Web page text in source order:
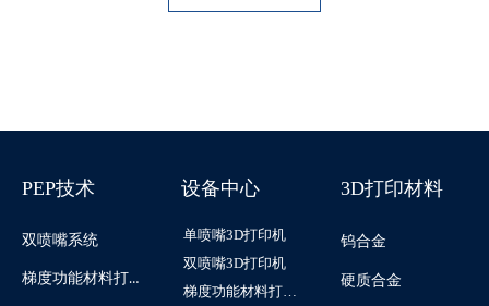
PEP技术
双喷嘴系统
梯度功能材料打印系统
设备中心
单喷嘴3D打印机
双喷嘴3D打印机
梯度功能材料打印机
3D打印材料
钨合金
硬质合金